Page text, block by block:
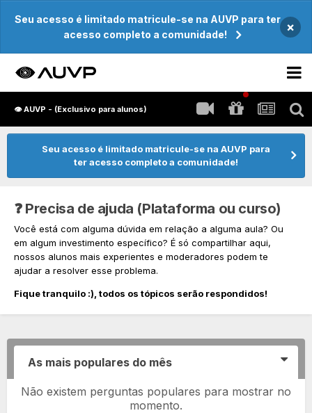
Seu acesso é limitado matricule-se na AUVP para ter
acesso completo a comunidade!
×
👁️ AUVP - (Exclusivo para alunos)
Seu acesso é limitado matricule-se na AUVP para
ter acesso completo a comunidade!
❓ Precisa de ajuda (Plataforma ou curso)
Você está com alguma dúvida em relação a alguma aula? Ou
em algum investimento específico? É só compartilhar aqui,
nossos alunos mais experientes e moderadores podem te
ajudar a resolver esse problema.
Fique tranquilo :), todos os tópicos serão respondidos!
As mais populares do mês
Não existem perguntas populares para mostrar no
momento.